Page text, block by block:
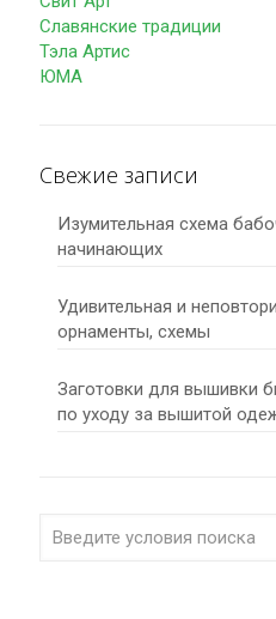
Славянские традиции
Тэла Артис
ЮМА
Свежие записи
Изумительная схема
начинающих
Удивительная и
орнаменты, схемы
Заготовки для вышивки
по уходу за вышитой